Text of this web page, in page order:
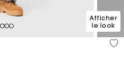
678
Afficher
le look